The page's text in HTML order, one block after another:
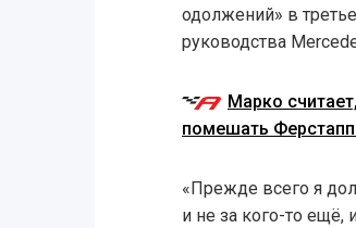
одолжений» в
руководства
Марко
помешать
«Прежде всего я
и не за кого-то